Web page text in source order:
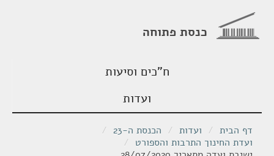
כנסת פתוחה
ח"כים וסיעות
ועדות
דף הבית / ועדות / הכנסת ה-23
/
ועדת החינוך התרבות והספורט /